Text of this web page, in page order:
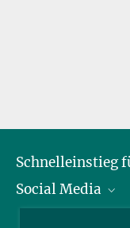
Schnelleinstieg
Journalist*innen
Social Media